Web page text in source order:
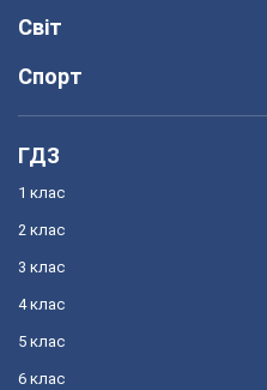
Світ
Спорт
ГДЗ
1 клас
2 клас
3 клас
4 клас
5 клас
6 клас